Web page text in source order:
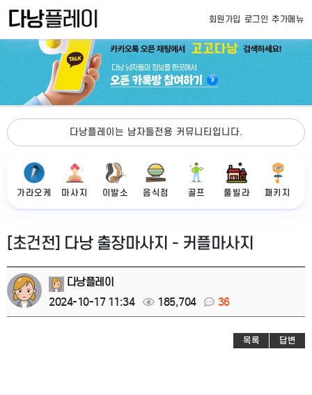
회원가입 로그인 추가메뉴
다낭플레이는 남자들전용 커뮤니티입니다.
가라오케 마사지 이발소 음식점 골프 풀빌라 패키지
[초건전] 다낭 출장마사지 - 커플마사지
다낭플레이
2024-10-17 11:34
185,704 36
목록 답변